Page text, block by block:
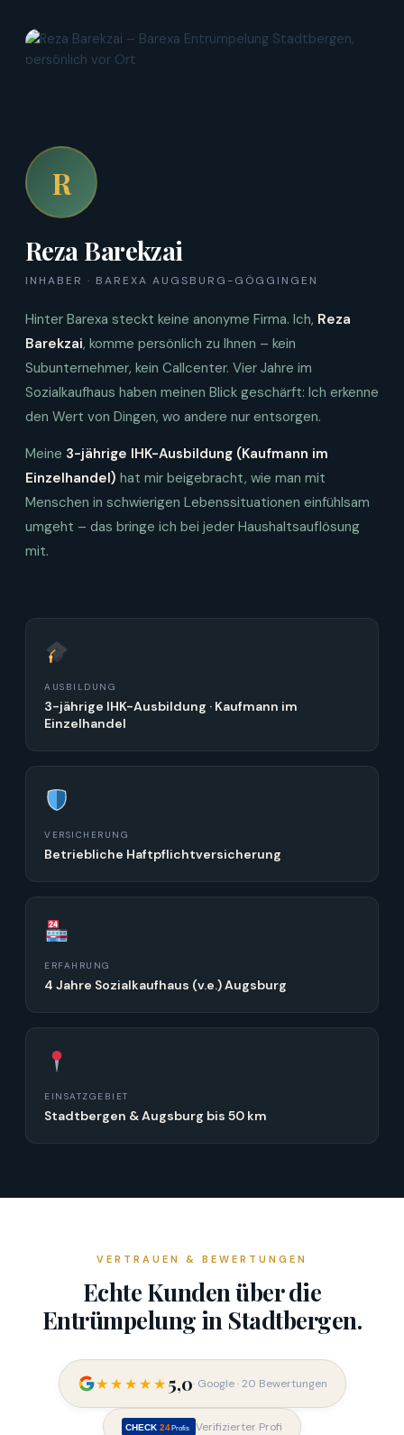
R
Reza Barekzai
INHABER · BAREXA AUGSBURG-GÖGGINGEN
Hinter Barexa steckt keine anonyme Firma. Ich, Reza
Barekzai, komme persönlich zu Ihnen – kein
Subunternehmer, kein Callcenter. Vier Jahre im
Sozialkaufhaus haben meinen Blick geschärft: Ich erkenne
den Wert von Dingen, wo andere nur entsorgen.
Meine 3-jährige IHK-Ausbildung (Kaufmann im
Einzelhandel) hat mir beigebracht, wie man mit
Menschen in schwierigen Lebenssituationen einfühlsam
umgeht – das bringe ich bei jeder Haushaltsauflösung
mit.
AUSBILDUNG
3-jährige IHK-Ausbildung · Kaufmann im
Einzelhandel
VERSICHERUNG
Betriebliche Haftpflichtversicherung
ERFAHRUNG
4 Jahre Sozialkaufhaus (v.e.) Augsburg
EINSATZGEBIET
Stadtbergen & Augsburg bis 50 km
VERTRAUEN & BEWERTUNGEN
Echte Kunden über die
Entrümpelung in Stadtbergen.
★★★★★5,0· Google · 20 Bewertungen
CHECK 24 Profis Verifizierter Profi